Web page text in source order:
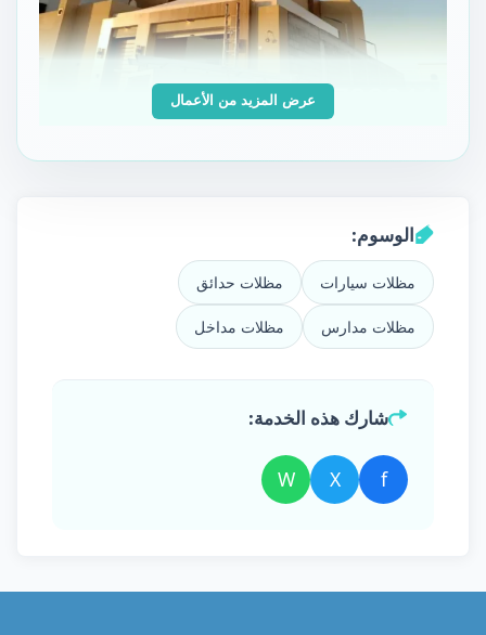
عرض المزيد من الأعمال
الوسوم:
مظلات سيارات مظلات حدائق
مظلات مدارس مظلات مداخل
شارك هذه الخدمة:
f
X
W